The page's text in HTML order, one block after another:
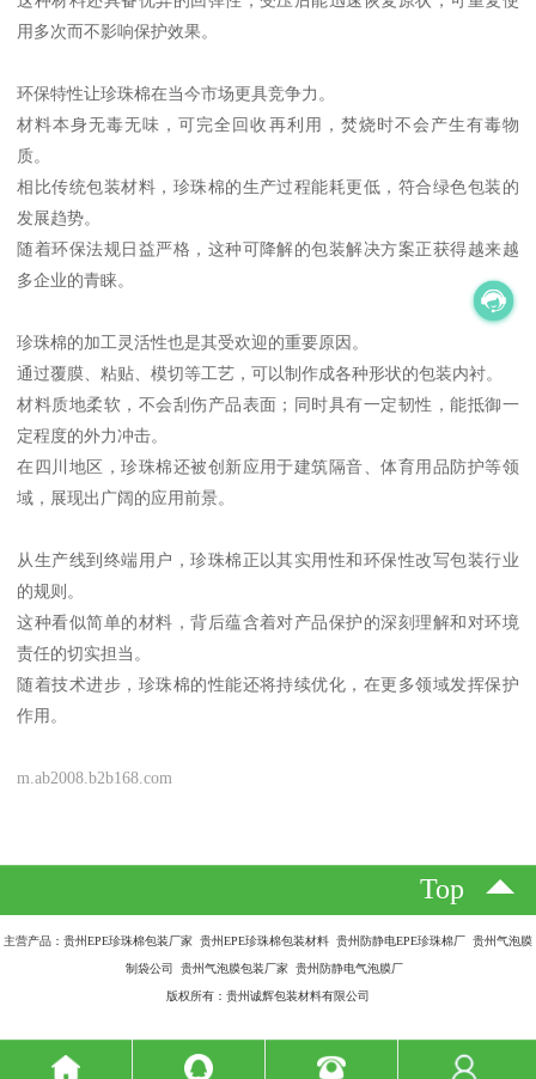
用多次而不影响保护效果。
环保特性让珍珠棉在当今市场更具竞争力。
材料本身无毒无味，可完全回收再利用，焚烧时不会产生有毒物
质。
相比传统包装材料，珍珠棉的生产过程能耗更低，符合绿色包装的
发展趋势。
随着环保法规日益严格，这种可降解的包装解决方案正获得越来越
多企业的青睐。
珍珠棉的加工灵活性也是其受欢迎的重要原因。
通过覆膜、粘贴、模切等工艺，可以制作成各种形状的包装内衬。
材料质地柔软，不会刮伤产品表面；同时具有一定韧性，能抵御一
定程度的外力冲击。
在四川地区，珍珠棉还被创新应用于建筑隔音、体育用品防护等领
域，展现出广阔的应用前景。
从生产线到终端用户，珍珠棉正以其实用性和环保性改写包装行业
的规则。
这种看似简单的材料，背后蕴含着对产品保护的深刻理解和对环境
责任的切实担当。
随着技术进步，珍珠棉的性能还将持续优化，在更多领域发挥保护
作用。
m.ab2008.b2b168.com
Top
主营产品：贵州EPE珍珠棉包装厂家 贵州EPE珍珠棉包装材料 贵州防静电EPE珍珠棉厂 贵州气泡膜
制袋公司 贵州气泡膜包装厂家 贵州防静电气泡膜厂
版权所有：贵州诚辉包装材料有限公司